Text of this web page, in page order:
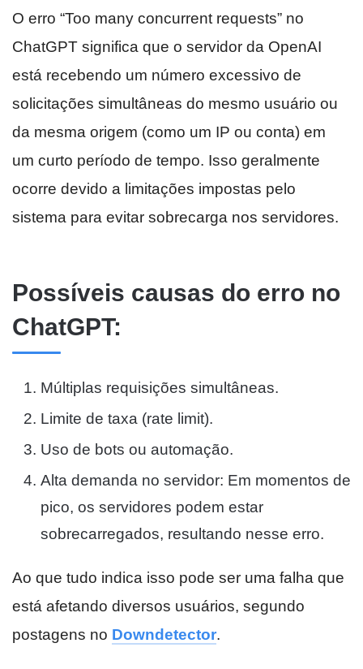
O erro “Too many concurrent requests” no
ChatGPT significa que o servidor da OpenAI
está recebendo um número excessivo de
solicitações simultâneas do mesmo usuário ou
da mesma origem (como um IP ou conta) em
um curto período de tempo. Isso geralmente
ocorre devido a limitações impostas pelo
sistema para evitar sobrecarga nos servidores.
Possíveis causas do erro no
ChatGPT:
Múltiplas requisições simultâneas.
Limite de taxa (rate limit).
Uso de bots ou automação.
Alta demanda no servidor: Em momentos de
pico, os servidores podem estar
sobrecarregados, resultando nesse erro.
Ao que tudo indica isso pode ser uma falha que
está afetando diversos usuários, segundo
postagens no Downdetector.